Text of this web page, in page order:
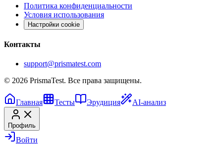
Политика конфиденциальности
Условия использования
Настройки cookie
Контакты
support@prismatest.com
© 2026 PrismaTest. Все права защищены.
Главная Тесты Эрудиция AI-анализ
Профиль
Войти